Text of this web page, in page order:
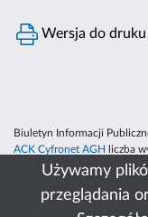
Używamy
przeglądania
Wersja do druku
Biuletyn Informacji
ACK Cyfronet AGH
liczba